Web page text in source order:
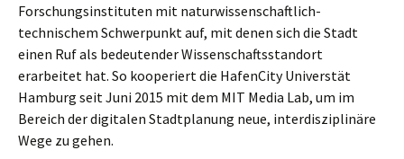
Forschungsinstituten mit naturwissenschaftlich-
technischem Schwerpunkt auf, mit denen sich die Stadt
einen Ruf als bedeutender Wissenschaftsstandort
erarbeitet hat. So kooperiert die HafenCity Universtät
Hamburg seit Juni 2015 mit dem MIT Media Lab, um im
Bereich der digitalen Stadtplanung neue, interdisziplinäre
Wege zu gehen.